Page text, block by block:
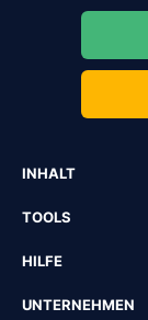
INHALT
TOOLS
HILFE
UNTERNEHMEN